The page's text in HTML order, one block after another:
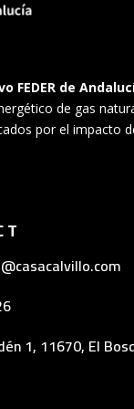
FEDER de
de gas
por el impacto
1, 11670, El